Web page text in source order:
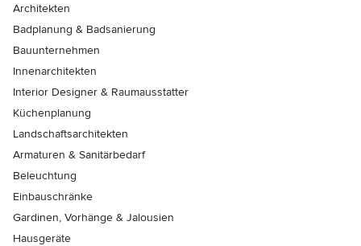
Architekten
Badplanung & Badsanierung
Bauunternehmen
Innenarchitekten
Interior Designer & Raumausstatter
Küchenplanung
Landschaftsarchitekten
Armaturen & Sanitärbedarf
Beleuchtung
Einbauschränke
Gardinen, Vorhänge & Jalousien
Hausgeräte